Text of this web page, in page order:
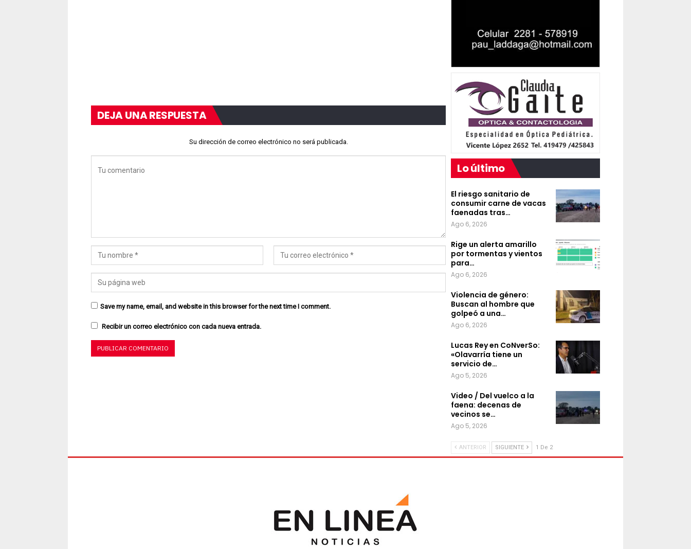
DEJA UNA RESPUESTA
Su dirección de correo electrónico no será publicada.
Save my name, email, and website in this browser for the next time I comment.
Recibir un correo electrónico con cada nueva entrada.
Lo último
El riesgo sanitario de
consumir carne de vacas
faenadas tras…
Ago 6, 2026
Rige un alerta amarillo
por tormentas y vientos
para…
Ago 6, 2026
Violencia de género:
Buscan al hombre que
golpeó a una…
Ago 6, 2026
Lucas Rey en CoNverSo:
«Olavarría tiene un
servicio de…
Ago 5, 2026
Video / Del vuelco a la
faena: decenas de
vecinos se…
Ago 5, 2026
ANTERIOR SIGUIENTE 1 De 2